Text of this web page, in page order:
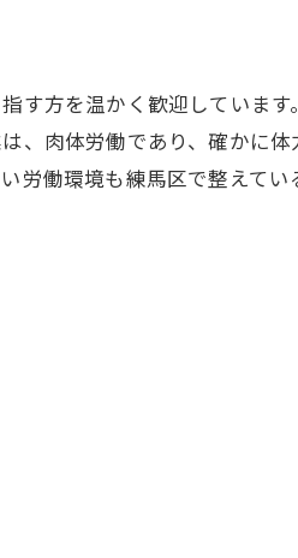
す方を温かく歓迎しています
、肉体労働であり、確かに体
労働環境も練馬区で整えてい